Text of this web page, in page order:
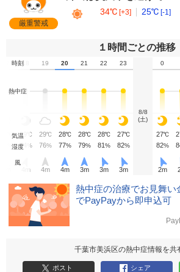
厳重警戒
34℃ [+3] 25℃ [-1]
１時間ごとの推移
時刻18 19 20 21 22 23
8/8
(土)
0
熱中症
気温
℃ 29 ℃ 29℃ 28℃ 28℃ 28℃ 27℃ 27℃
湿度
% 74 % 76% 77% 79% 81% 82% 82%
風
m 4m 4m 3m 3m 3m 2m
熱中症の治療でお見舞い
でPayPayから即申込可
千葉市美浜区の熱中症情報を共
ポスト シェア